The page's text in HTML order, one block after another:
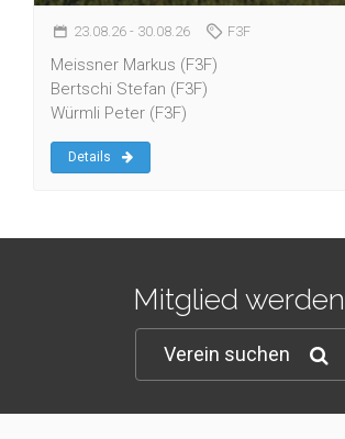
23.08.26 - 30.08.26 F3F
Meissner Markus (F3F)
Bertschi Stefan (F3F)
Würmli Peter (F3F)
Details
Mitglied
Verein suchen